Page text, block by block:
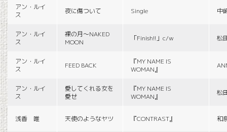
アン・ルイ
ス
夜に傷ついて Single 中
アン・ルイ
ス
裸の月〜NAKED
MOON
「Finish!!」c/w 松
アン・ルイ
ス
FEED BACK
『MY NAME IS
WOMAN』
アン・ルイ
ス
愛してくれる女を
愛せ
『MY NAME IS
WOMAN』
松
浅香 唯 天使のようなヤツ 『CONTRAST』 和